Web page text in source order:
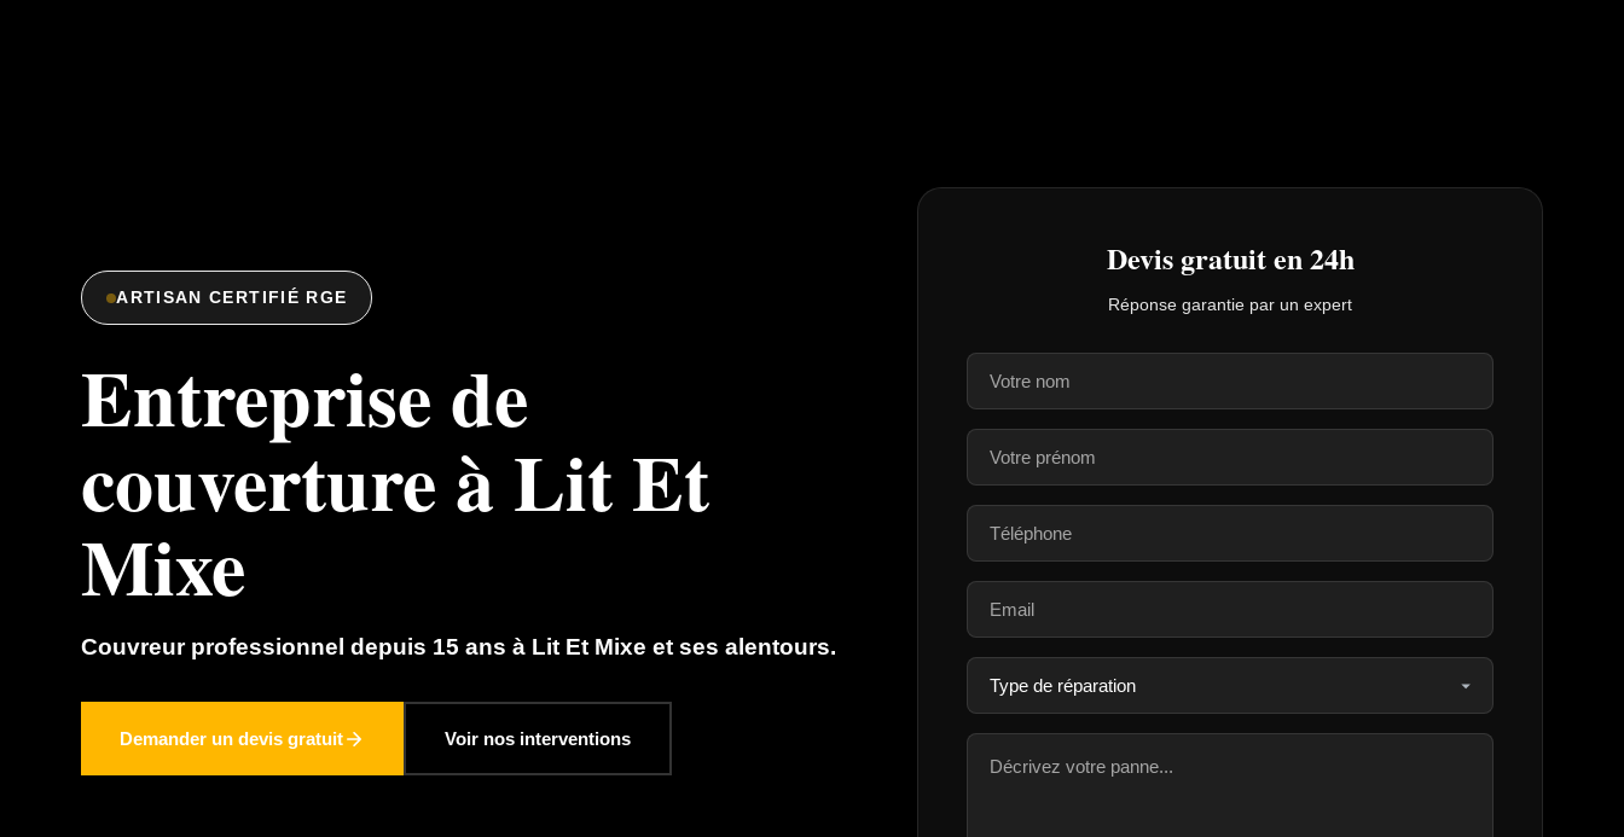
ARTISAN CERTIFIÉ RGE
Entreprise de
couverture à Lit Et
Mixe
Couvreur professionnel depuis 15 ans à Lit Et Mixe et ses alentours.
Demander un devis gratuit Voir nos interventions
Devis gratuit en 24h
Réponse garantie par un expert